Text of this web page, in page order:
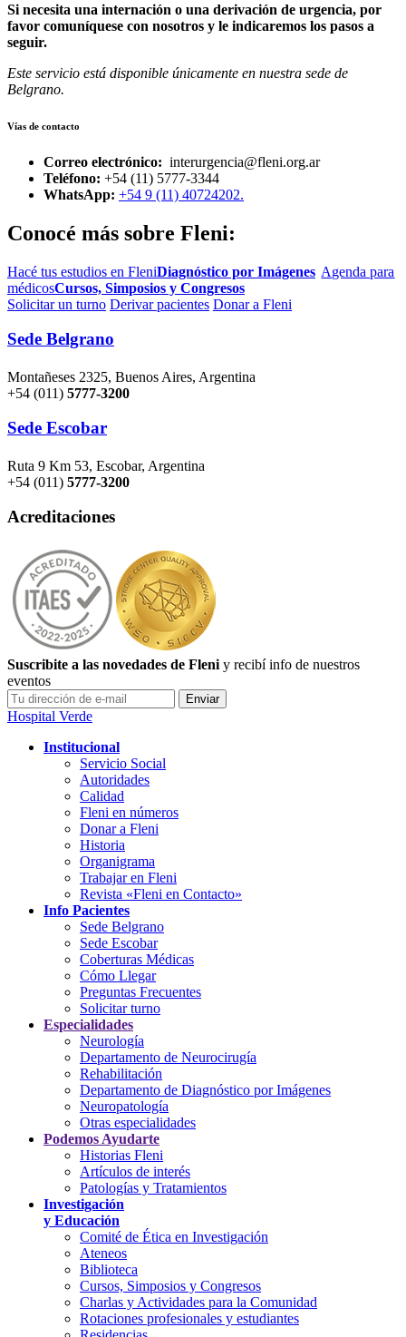
Si necesita una internación o una derivación de urgencia, por
favor comuníquese con nosotros y le indicaremos los pasos a
seguir.
Este servicio está disponible únicamente en nuestra sede de
Belgrano.
Vías de contacto
Correo electrónico: interurgencia@fleni.org.ar
Teléfono: +54 (11) 5777-3344
WhatsApp: +54 9 (11) 40724202.
Conocé más sobre Fleni:
Hacé tus estudios en FleniDiagnóstico por Imágenes Agenda para
médicosCursos, Simposios y Congresos
Solicitar un turno Derivar pacientes Donar a Fleni
Sede Belgrano
Montañeses 2325, Buenos Aires, Argentina
+54 (011) 5777-3200
Sede Escobar
Ruta 9 Km 53, Escobar, Argentina
+54 (011) 5777-3200
Acreditaciones
Suscribite a las novedades de Fleni y recibí info de nuestros
eventos
Hospital Verde
Institucional
Servicio Social
Autoridades
Calidad
Fleni en números
Donar a Fleni
Historia
Organigrama
Trabajar en Fleni
Revista «Fleni en Contacto»
Info Pacientes
Sede Belgrano
Sede Escobar
Coberturas Médicas
Cómo Llegar
Preguntas Frecuentes
Solicitar turno
Especialidades
Neurología
Departamento de Neurocirugía
Rehabilitación
Departamento de Diagnóstico por Imágenes
Neuropatología
Otras especialidades
Podemos Ayudarte
Historias Fleni
Artículos de interés
Patologías y Tratamientos
Investigación
y Educación
Comité de Ética en Investigación
Ateneos
Biblioteca
Cursos, Simposios y Congresos
Charlas y Actividades para la Comunidad
Rotaciones profesionales y estudiantes